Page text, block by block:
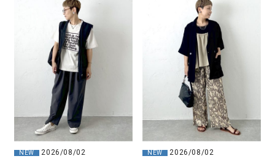
NEW 2026/08/02 NEW 2026/08/02